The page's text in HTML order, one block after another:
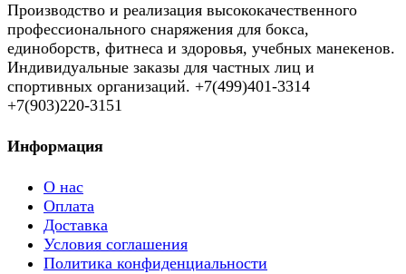
Производство и реализация высококачественного
профессионального снаряжения для бокса,
единоборств, фитнеса и здоровья, учебных манекенов.
Индивидуальные заказы для частных лиц и
спортивных организаций. +7(499)401-3314
+7(903)220-3151
Информация
О нас
Оплата
Доставка
Условия соглашения
Политика конфиденциальности